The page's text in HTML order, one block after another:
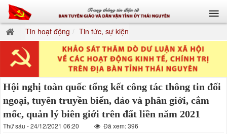
Tin hoạt động Tin tức, sự kiện
Hội nghị toàn quốc tổng kết công tác thông tin đối
ngoại, tuyên truyền biển, đảo và phân giới, cắm
mốc, quản lý biên giới trên đất liền năm 2021
Thứ sáu - 24/12/2021 06:20 Đã xem: 396